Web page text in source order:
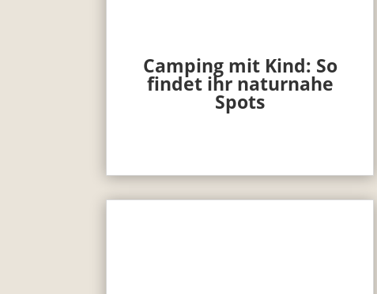
Camping mit Kind: So
findet ihr naturnahe
Spots